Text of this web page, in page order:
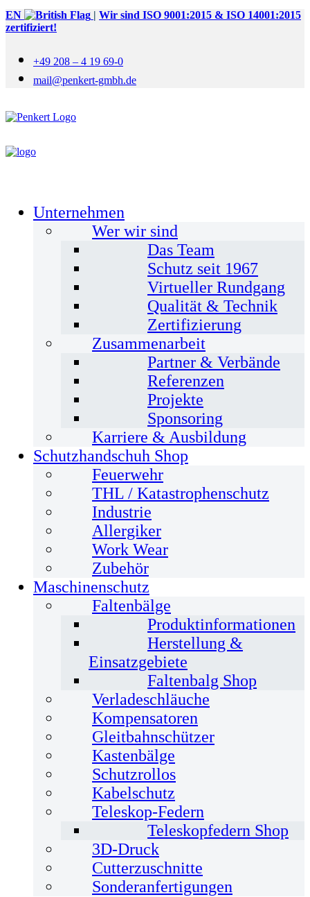
EN | Wir sind ISO 9001:2015 & ISO 14001:2015
zertifiziert!
+49 208 – 4 19 69-0
mail@penkert-gmbh.de
Unternehmen
Wer wir sind
Das Team
Schutz seit 1967
Virtueller Rundgang
Qualität & Technik
Zertifizierung
Zusammenarbeit
Partner & Verbände
Referenzen
Projekte
Sponsoring
Karriere & Ausbildung
Schutzhandschuh Shop
Feuerwehr
THL / Katastrophenschutz
Industrie
Allergiker
Work Wear
Zubehör
Maschinenschutz
Faltenbälge
Produktinformationen
Herstellung &
Einsatzgebiete
Faltenbalg Shop
Verladeschläuche
Kompensatoren
Gleitbahnschützer
Kastenbälge
Schutzrollos
Kabelschutz
Teleskop-Federn
Teleskopfedern Shop
3D-Druck
Cutterzuschnitte
Sonderanfertigungen